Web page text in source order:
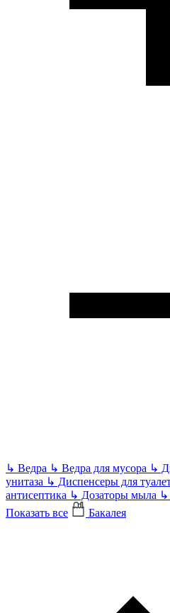
↳ Ведра ↳ Ведра для мусора ↳
унитаза ↳ Диспенсеры для
антисептика ↳ Дозаторы мыла ↳
Показать все
Бакалея